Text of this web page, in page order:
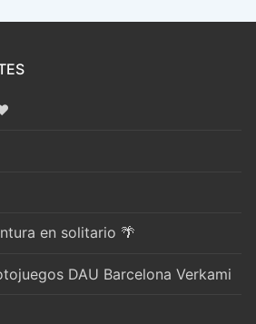
en solitario 🌴
DAU Barcelona Verkami